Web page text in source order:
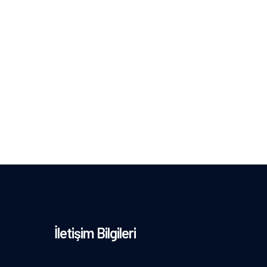
İletişim Bilgileri